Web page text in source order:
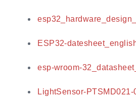
ESP32-
esp-wroom-
LightSensor-PTSMD021-